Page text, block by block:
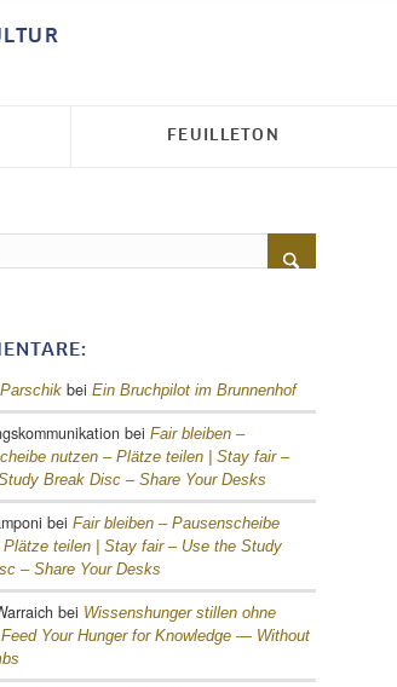
FEUILLETON
bei Ein Bruchpilot im Brunnenhof
bei Fair bleiben –
nutzen – Plätze teilen | Stay fair –
Break Disc – Share Your Desks
bei Fair bleiben – Pausenscheibe
teilen | Stay fair – Use the Study
– Share Your Desks
bei Wissenshunger stillen ohne
Feed Your Hunger for Knowledge — Without